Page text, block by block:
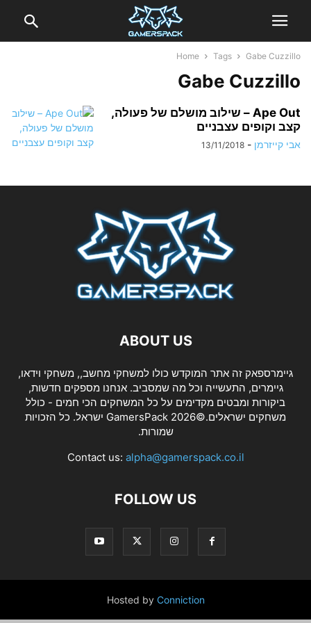
Home Tags Gabe Cuzzillo
Gabe Cuzzillo
Ape Out – שילוב מושלם של פעולה,
קצב וקופים עצבניים
אבי קייזרמן -
13/11/2018
ABOUT US
גיימרספאק זה אתר המוקדש כולו למשחקי מחשב,, משחקי וידאו,
גיימרים, התעשייה וכל מה שמסביב. אנחנו מספקים חדשות,
ביקורות ומבטים מקדימים על כל המשחקים הכי חמים - כולל
משחקים ישראלים.©2026 GamersPack ישראל. כל הזכויות
שמורות.
Contact us: alpha@gamerspack.co.il
FOLLOW US
Hosted by Conniction